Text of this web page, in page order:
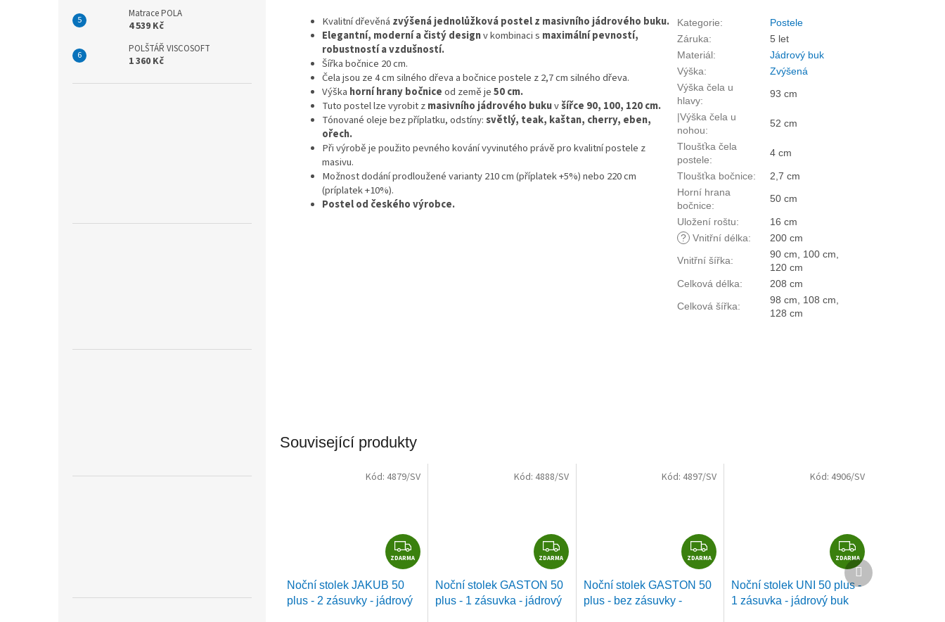
Matrace POLA
4 539 Kč
POLŠTÁŘ VISCOSOFT
1 360 Kč
Kvalitní dřevěná zvýšená jednolůžková postel z masivního jádrového buku.
Elegantní, moderní a čistý designv kombinaci s maximální pevností,
robustností a vzdušností.
Šířka bočnice 20 cm.
Čela jsou ze 4 cm silného dřeva a bočnice postele z 2,7 cm silného dřeva.
Výška horní hrany bočniceod země je50 cm.
Tuto postel lze vyrobit zmasivního jádrového bukuvšířce 90, 100, 120 cm.
Tónované oleje bez příplatku, odstíny:světlý, teak, kaštan, cherry, eben,
ořech.
Při výrobě je použito pevného kování vyvinutého právě pro kvalitní postele z
masivu.
Možnost dodání prodloužené varianty 210 cm (příplatek +5%) nebo 220 cm
(príplatek +10%).
Postel od českého výrobce.
Kategorie:
Postele
Záruka:
5 let
Materiál:
Jádrový buk
Výška:
Zvýšená
Výška čela u
hlavy:
93 cm
|Výška čela u
nohou:
52 cm
Tloušťka čela
postele:
4 cm
Tloušťka bočnice:
2,7 cm
Horní hrana
bočnice:
50 cm
Uložení roštu:
16 cm
? Vnitřní délka:
200 cm
Vnitřní šířka:
90 cm, 100 cm,
120 cm
Celková délka:
208 cm
Celková šířka:
98 cm, 108 cm,
128 cm
Související produkty
Z
D
R
ZDARMA
Noční stolek JAKUB 50
plus - 2 zásuvky - jádrový
Kód: 4879/SV
Z
D
A
R
ZDARMA
Noční stolek GASTON 50
plus - 1 zásuvka - jádrový
Kód: 4888/SV
Z
D
A
ZDARMA
Noční stolek GASTON 50
plus - bez zásuvky -
Kód: 4897/SV
Z
D
A
ZDARMA
Noční stolek UNI 50 plus -
1 zásuvka - jádrový buk
Kód: 4906/SV
Další
produkt